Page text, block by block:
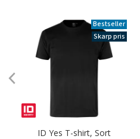
Bestseller
Skarp pris
ID Yes T-shirt, Sort